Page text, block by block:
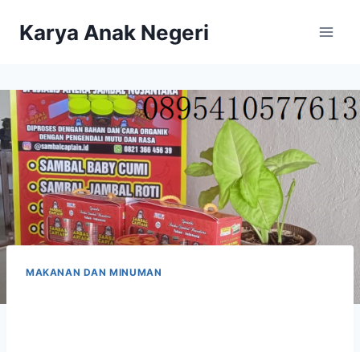
Karya Anak Negeri
MAKANAN DAN MINUMAN